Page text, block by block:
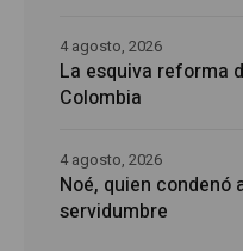
La esquiva reforma
Colombia
4 agosto, 2026
Noé, quien condenó
servidumbre
4 agosto, 2026